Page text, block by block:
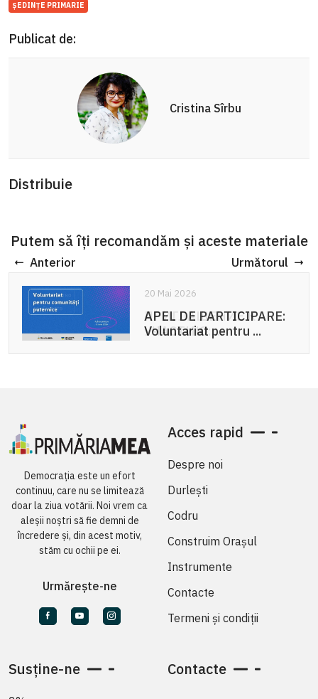
ȘEDINȚE PRIMARIE
Publicat de:
Cristina Sîrbu
Distribuie
Putem să îți recomandăm și aceste materiale
Anterior Următorul
20 Mai 2026
APEL DE PARTICIPARE:
Voluntariat pentru ...
Democrația este un efort
continuu, care nu se limitează
doar la ziua votării. Noi vrem ca
aleșii noștri să fie demni de
încredere și, din acest motiv,
stăm cu ochii pe ei.
Urmărește-ne
Acces rapid
Despre noi
Durlești
Codru
Construim Orașul
Instrumente
Contacte
Termeni și condiții
Susține-ne Contacte